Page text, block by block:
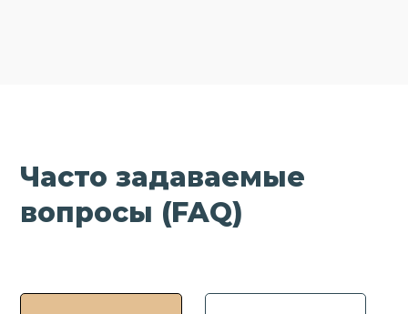
Часто задаваемые
вопросы (FAQ)